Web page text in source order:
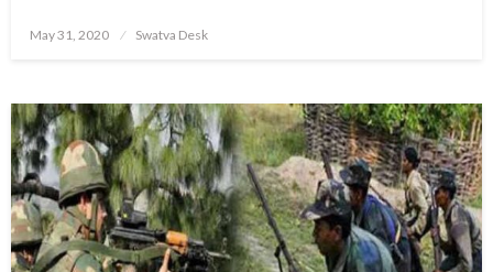
Posted
May 31, 2020 Swatva Desk